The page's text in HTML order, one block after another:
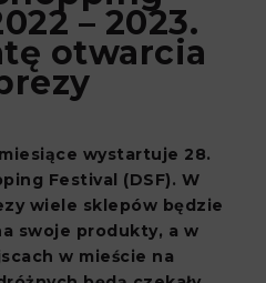
– 2023.
otwarcia
wystartuje 28.
Festival (DSF). W
wiele sklepów będzie
swoje produkty, a w
w mieście na